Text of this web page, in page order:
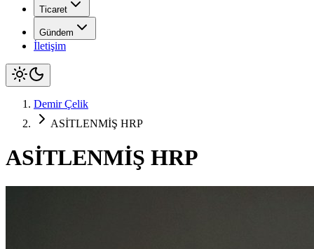
Ticaret
Gündem
İletişim
Demir Çelik
ASİTLENMİŞ HRP
ASİTLENMİŞ HRP